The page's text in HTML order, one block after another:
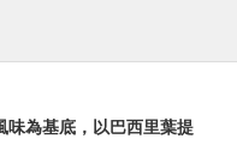
味為基底，以巴西里葉提